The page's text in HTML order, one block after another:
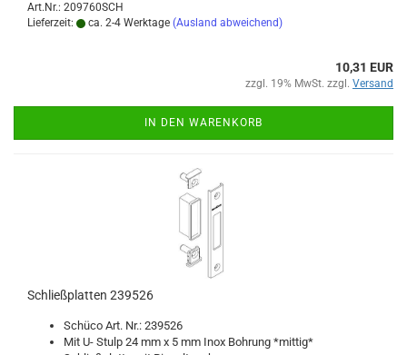
Art.Nr.: 209760SCH
Lieferzeit:
ca. 2-4 Werktage (Ausland abweichend)
10,31 EUR
zzgl. 19% MwSt. zzgl. Versand
IN DEN WARENKORB
Schließ­plat­ten 239526
Schü­co Art. Nr.: 239526
Mit U- Stulp 24 mm x 5 mm Inox Boh­rung *mit­tig*